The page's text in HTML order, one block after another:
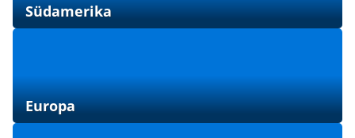
Südamerika
Europa